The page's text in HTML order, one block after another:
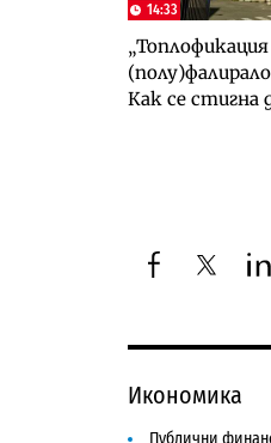
14:33
Как се стигна
facebooktwitter
Икономика